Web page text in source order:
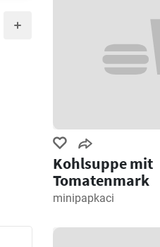
Kohlsuppe mit
Tomatenmark
minipapkaci